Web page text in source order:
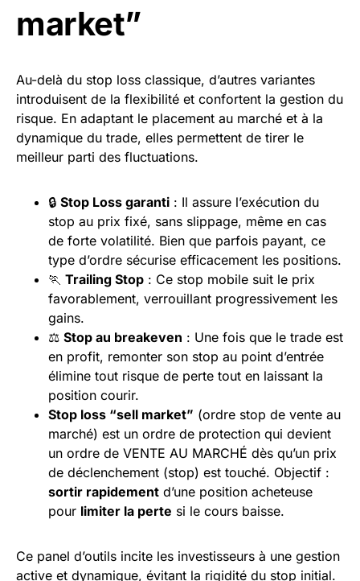
market”
Au-delà du stop loss classique, d’autres variantes
introduisent de la flexibilité et confortent la gestion du
risque. En adaptant le placement au marché et à la
dynamique du trade, elles permettent de tirer le
meilleur parti des fluctuations.
🔒 Stop Loss garanti : Il assure l’exécution du
stop au prix fixé, sans slippage, même en cas
de forte volatilité. Bien que parfois payant, ce
type d’ordre sécurise efficacement les positions.
🏃 Trailing Stop : Ce stop mobile suit le prix
favorablement, verrouillant progressivement les
gains.
⚖️ Stop au breakeven : Une fois que le trade est
en profit, remonter son stop au point d’entrée
élimine tout risque de perte tout en laissant la
position courir.
Stop loss “sell market” (ordre stop de vente au
marché) est un ordre de protection qui devient
un ordre de VENTE AU MARCHÉ dès qu’un prix
de déclenchement (stop) est touché. Objectif :
sortir rapidement d’une position acheteuse
pour limiter la perte si le cours baisse.
Ce panel d’outils incite les investisseurs à une gestion
active et dynamique, évitant la rigidité du stop initial.